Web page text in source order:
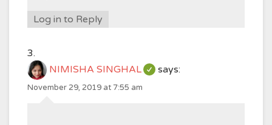
Log in to Reply
NIMISHA SINGHAL says:
November 29, 2019 at 7:55 am